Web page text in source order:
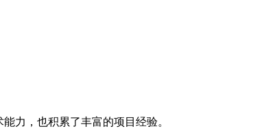
力，也积累了丰富的项目经验。